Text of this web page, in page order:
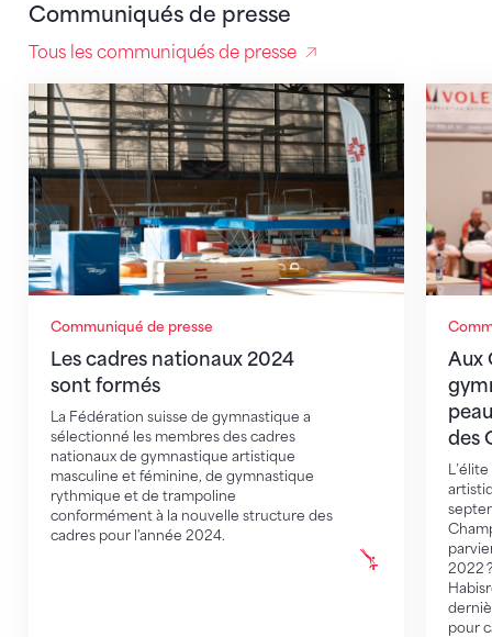
Communiqués de presse
Tous les communiqués de presse
Communiqué de presse
Les cadres nationaux 2024
sont formés
La Fédération suisse de gymnastique a
sélectionné les membres des cadres
nationaux de gymnastique artistique
masculine et féminine, de gymnastique
rythmique et de trampoline
conformément à la nouvelle structure des
cadres pour l'année 2024.
Les cadres nationaux 2024 sont formés
Aux
des
2022
pour
Aux